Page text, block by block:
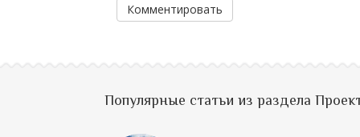
Комментировать
Популярные статьи из раздела